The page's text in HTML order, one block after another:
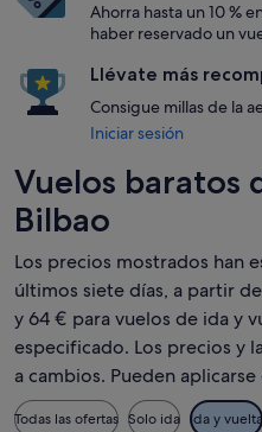
Ahorra hasta un 10 %
haber reservado un
Llévate más
Consigue millas de la
Iniciar sesión
Vuelos baratos
Bilbao
Los precios mostrados han
últimos siete días, a partir
y 64 € para vuelos de ida y
especificado. Los precios y
a cambios. Pueden
Todas las ofertas Solo ida Ida y vuelta